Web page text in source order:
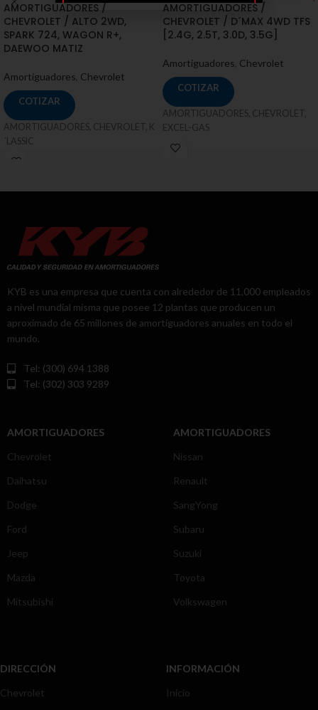
AMORTIGUADORES /
CHEVROLET / ALTO 2WD,
SPARK 724, WAGON R+,
DAEWOO MATIZ
Amortiguadores Chevrolet
COTIZAR
AMORTIGUADORES, CHEVROLET, K
´LASSIC
AMORTIGUADORES /
CHEVROLET / D´MAX 4WD TFS
[2.4G, 2.5T, 3.0D, 3.5G]
Amortiguadores Chevrolet
COTIZAR
AMORTIGUADORES, CHEVROLET,
EXCEL-GAS
KYB es una empresa que cuenta con alrededor de 11,000 empleados
a nivel mundial misma que posee 12 plantas que producen un
aproximado de 65 millones de amortiguadores anuales en todo el
mundo.
Tel: (300) 694 1388
Tel: (302) 303 9289
AMORTIGUADORES
Chevrolet
Daihatsu
Dodge
Ford
Jeep
Mazda
Mitsubishi
AMORTIGUADORES
Nissan
Renault
SangYong
Subaru
Suzuki
Toyota
Volkswagen
DIRECCIÓN
Chevrolet
INFORMACIÓN
Inicio